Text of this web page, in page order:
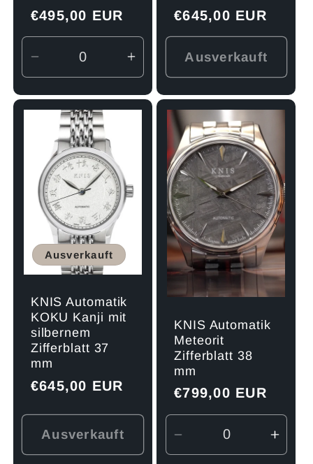
Normaler
Preis
€495,00 EUR
Verringere
die
Menge
Default
Title
Erhöhe
die
Menge
Default
Normaler
Preis
€645,00 EUR
Ausverkauft
Ausverkauft
KNIS Automatik
KOKU Kanji mit
silbernem
Zifferblatt 37
mm
Normaler
€645,00 EUR
Ausverkauft
KNIS Automatik
Meteorit
Zifferblatt 38
mm
Normaler
Preis
€799,00 EUR
Verringere
die
die